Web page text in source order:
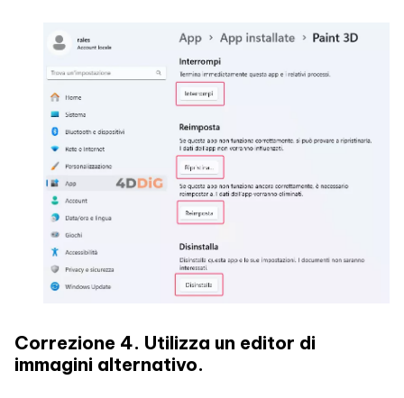
Correzione 4. Utilizza un editor di
immagini alternativo.